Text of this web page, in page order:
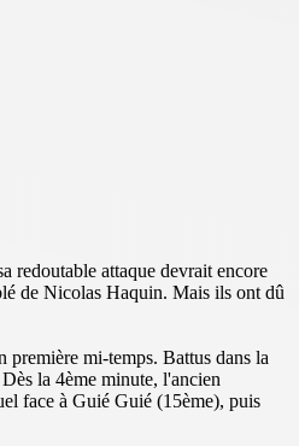
redoutable attaque devrait encore
de Nicolas Haquin. Mais ils ont dû
première mi-temps. Battus dans la
la 4ème minute, l'ancien
face à Guié Guié (15ème), puis